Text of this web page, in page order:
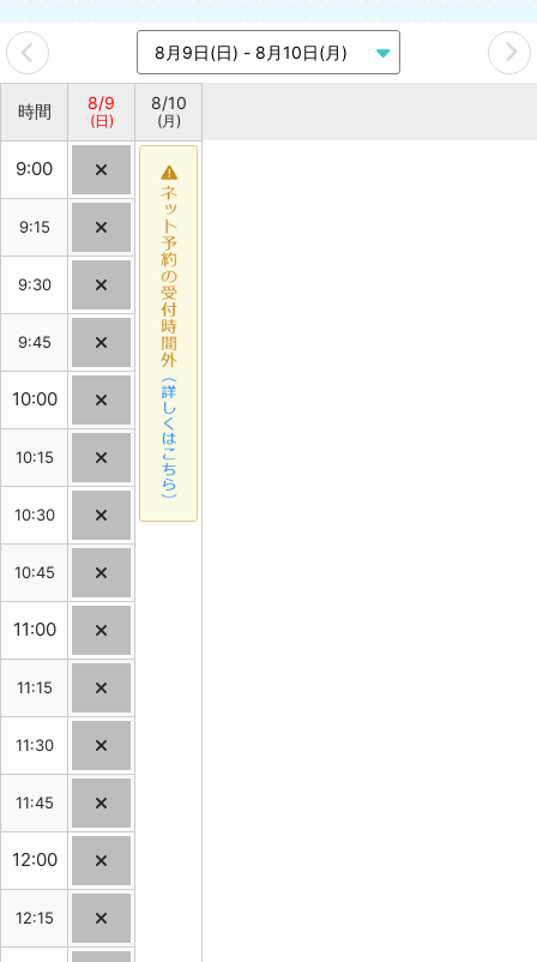
時間 8/9
(日)
8/10
(月)
9:00
9:15
9:30
9:45
10:00
10:15
10:30
10:45
11:00
11:15
11:30
11:45
12:00
12:15